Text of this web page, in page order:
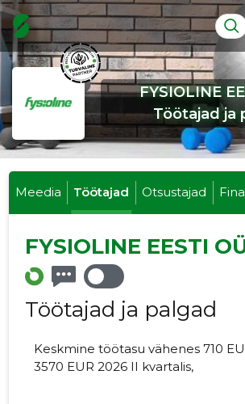
FYSIOLINE
Töötajad ja
Meedia Töötajad Otsustajad
FYSIOLINE EESTI
Töötajad ja palgad
Keskmine töötasu vähenes 710
3570 EUR 2026 II kvartalis,